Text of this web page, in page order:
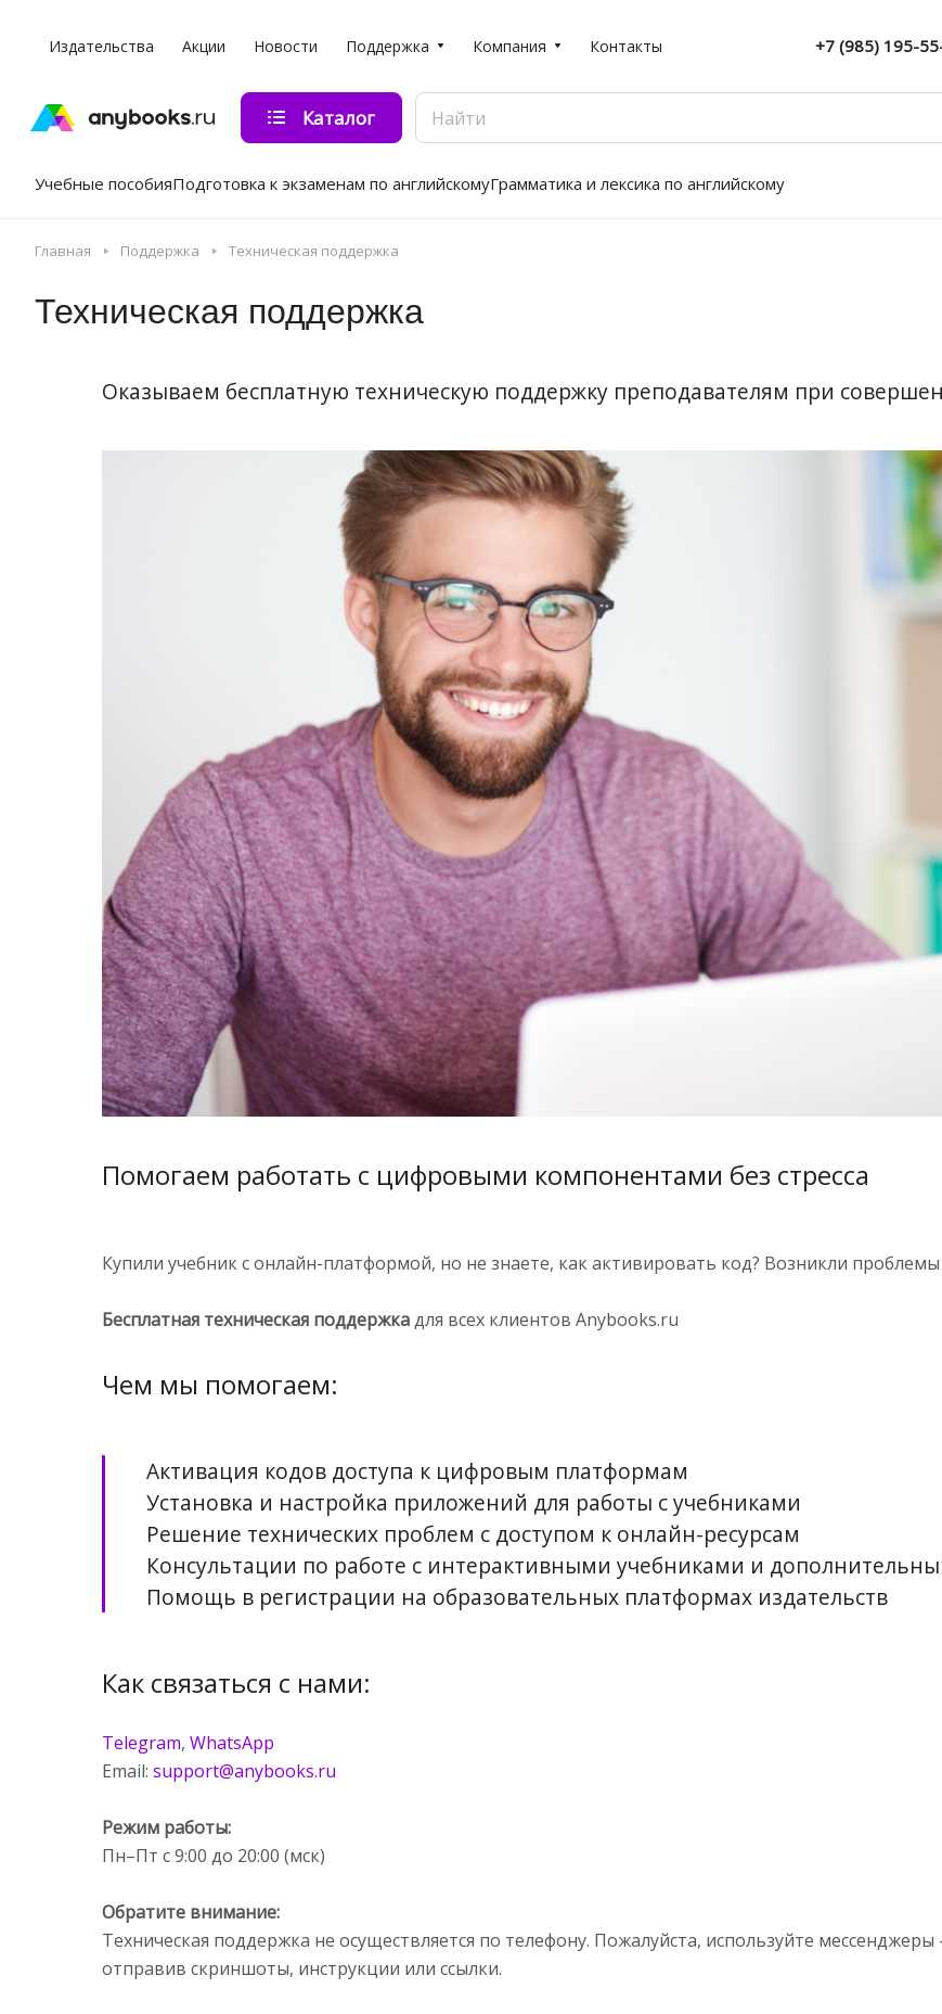
Издательства Акции Новости Поддержка Компания Контакты +7 (985) 195-
Каталог
Учебные пособияПодготовка к экзаменам по английскомуГрамматика и лексика по английскому
Главная Поддержка Техническая поддержка
Техническая поддержка
Оказываем бесплатную техническую поддержку преподавателям при
Помогаем работать с цифровыми компонентами без стресса
Купили учебник с онлайн-платформой, но не знаете, как активировать код? Возникли
Бесплатная техническая поддержкадля всех клиентов Anybooks.ru
Чем мы помогаем:
Активация кодов доступа к цифровым платформам
Установка и настройка приложений для работы с учебниками
Решение технических проблем с доступом к онлайн-ресурсам
Консультации по работе с интерактивными учебниками и
Помощь в регистрации на образовательных платформах издательств
Как связаться с нами:
Telegram, WhatsApp
Email: support@anybooks.ru
Режим работы:
Пн–Пт с 9:00 до 20:00 (мск)
Обратите внимание:
Техническая поддержка не осуществляется по телефону. Пожалуйста, используйте
отправив скриншоты, инструкции или ссылки.